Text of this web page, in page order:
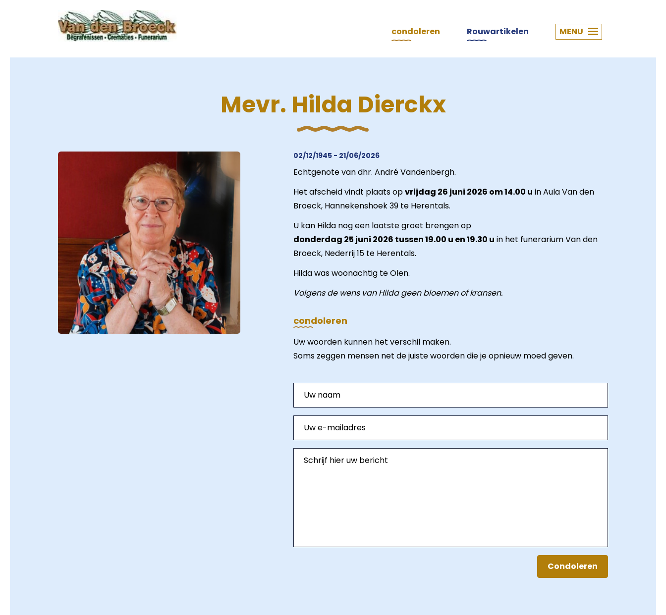
condoleren Rouwartikelen MENU
Mevr. Hilda Dierckx
02/12/1945 - 21/06/2026
Echtgenote van dhr. André Vandenbergh.
Het afscheid vindt plaats opvrijdag 26 juni 2026 om 14.00 u in Aula Van den
Broeck, Hannekenshoek 39 te Herentals.
U kan Hilda nog een laatste groet brengen op
donderdag 25 juni 2026 tussen 19.00 u en 19.30 u in het funerarium Van den
Broeck, Nederrij 15 te Herentals.
Hilda was woonachtig te Olen.
Volgens de wens van Hilda geen bloemen of kransen.
condoleren
Uw woorden kunnen het verschil maken.
Soms zeggen mensen net de juiste woorden die je opnieuw moed geven.
Condoleren